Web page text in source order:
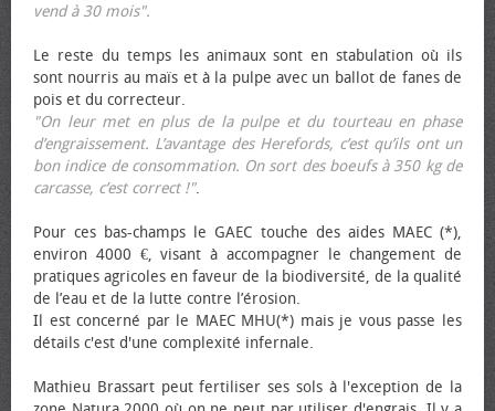
vend à 30 mois".
Le reste du temps les animaux sont en stabulation où ils
sont nourris au maïs et à la pulpe avec un ballot de fanes de
pois et du correcteur.
"On leur met en plus de la pulpe et du tourteau en phase
d’engraissement. L’avantage des Herefords, c’est qu’ils ont un
bon indice de consommation. On sort des bœufs à 350 kg de
carcasse, c’est correct !".
Pour ces bas-champs le GAEC touche des aides MAEC (*),
environ 4000 €, visant à accompagner le changement de
pratiques agricoles en faveur de la biodiversité, de la qualité
de l’eau et de la lutte contre l’érosion.
Il est concerné par le MAEC MHU(*) mais je vous passe les
détails c'est d'une complexité infernale.
Mathieu Brassart peut fertiliser ses sols à l'exception de la